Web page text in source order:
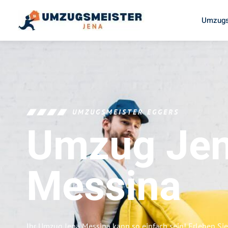
UMZUGSMEISTER EGGERS
Umzug
Messina
Ihr Umzug Jena Messina kann so einfach sein! Erleben